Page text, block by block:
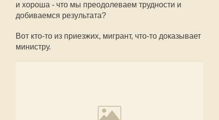
и хороша - что мы преодолеваем трудности и
добиваемся результата?
Вот кто-то из приезжих, мигрант, что-то доказывает
министру.